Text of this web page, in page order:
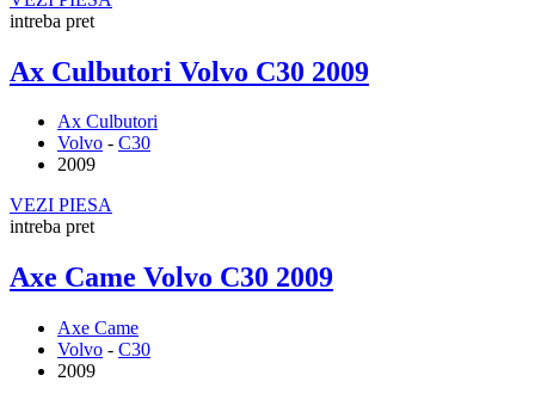
intreba pret
Ax Culbutori Volvo C30 2009
Ax Culbutori
Volvo - C30
2009
VEZI PIESA
intreba pret
Axe Came Volvo C30 2009
Axe Came
Volvo - C30
2009